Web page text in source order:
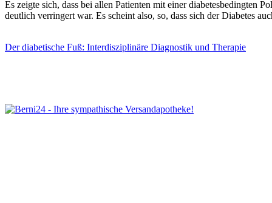
Es zeigte sich, dass bei allen Patienten mit einer diabetesbedingten
deutlich verringert war. Es scheint also, so, dass sich der Diabetes
Der diabetische Fuß: Interdisziplinäre Diagnostik und Therapie